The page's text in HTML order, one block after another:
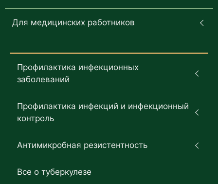
Для медицинских работников
Профилактика инфекционных
заболеваний
Профилактика инфекций и инфекционный
контроль
Антимикробная резистентность
Все о туберкулезе